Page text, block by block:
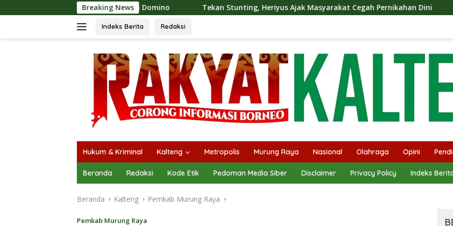
ke
Breaking News
Heriyus Ikut Bermain Domino Tekan Stunting, Heriyus Ajak Masyarakat Cegah Pernikahan Dini Bebie Ajak
Indeks Berita Redaksi
Hukum & Kriminal Kalteng Metropolis Murung Raya Nasional Olahraga Opini
Beranda Redaksi Kode Etik Pedoman Media Siber Disclaimer Privacy Policy Indeks
Beranda Kalteng Pemkab Murung Raya
Pemkab Murung Raya